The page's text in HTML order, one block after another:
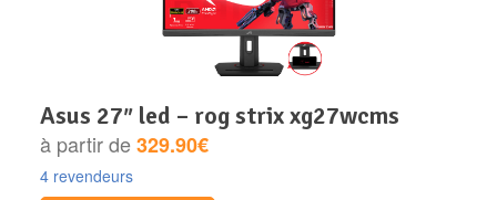
asus 27″ led – rog strix xg27wcms
à partir de329.90€
4 revendeurs